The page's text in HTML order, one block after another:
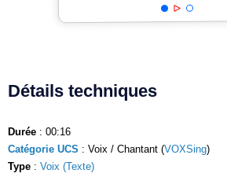
Détails techniques
Durée : 00:16
Catégorie UCS : Voix / Chantant (VOXSing)
Type : Voix (Texte)